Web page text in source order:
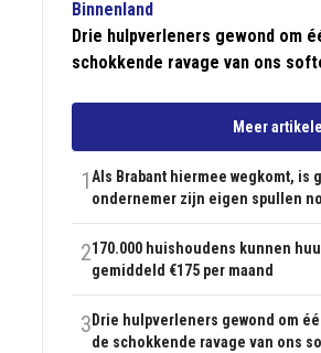
Binnenland
Drie hulpverleners gewond om
schokkende ravage van ons
Meer
1Als Brabant hiermee wegkomt, is
ondernemer zijn eigen spullen
2170.000 huishoudens kunnen
gemiddeld €175 per maand
3 Drie hulpverleners gewond om
de schokkende ravage van ons